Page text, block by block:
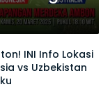
di
INI Info Lokasi
vs Uzbekistan